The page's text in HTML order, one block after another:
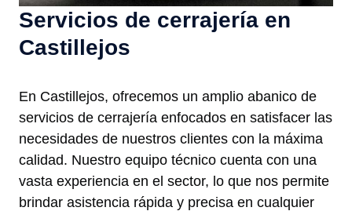
Servicios de cerrajería en
Castillejos
En Castillejos, ofrecemos un amplio abanico de
servicios de cerrajería enfocados en satisfacer las
necesidades de nuestros clientes con la máxima
calidad. Nuestro equipo técnico cuenta con una
vasta experiencia en el sector, lo que nos permite
brindar asistencia rápida y precisa en cualquier